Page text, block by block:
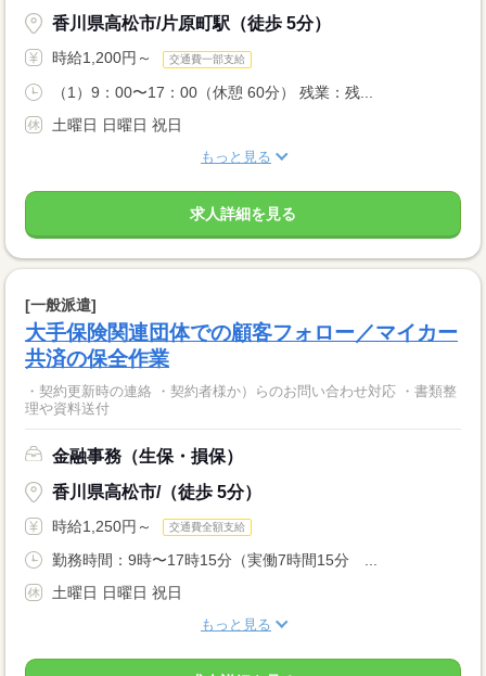
香川県高松市/片原町駅（徒歩 5分）
時給1,200円～ 交通費一部支給
（1）9：00〜17：00（休憩 60分） 残業：残...
土曜日 日曜日 祝日
もっと見る
求人詳細を見る
[一般派遣]
大手保険関連団体での顧客フォロー／マイカー
共済の保全作業
・契約更新時の連絡 ・契約者様か）らのお問い合わせ対応 ・書類整
理や資料送付
金融事務（生保・損保）
香川県高松市/（徒歩 5分）
時給1,250円～ 交通費全額支給
勤務時間：9時〜17時15分（実働7時間15分 ...
土曜日 日曜日 祝日
もっと見る